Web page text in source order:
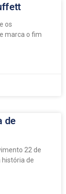
os
marca o fim
de
22 de
história de